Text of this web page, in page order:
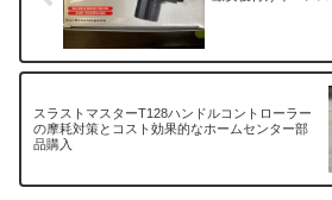
スラストマスターT128ハンドルコントローラー
の摩耗対策とコスト効果的なホームセンター部
品購入